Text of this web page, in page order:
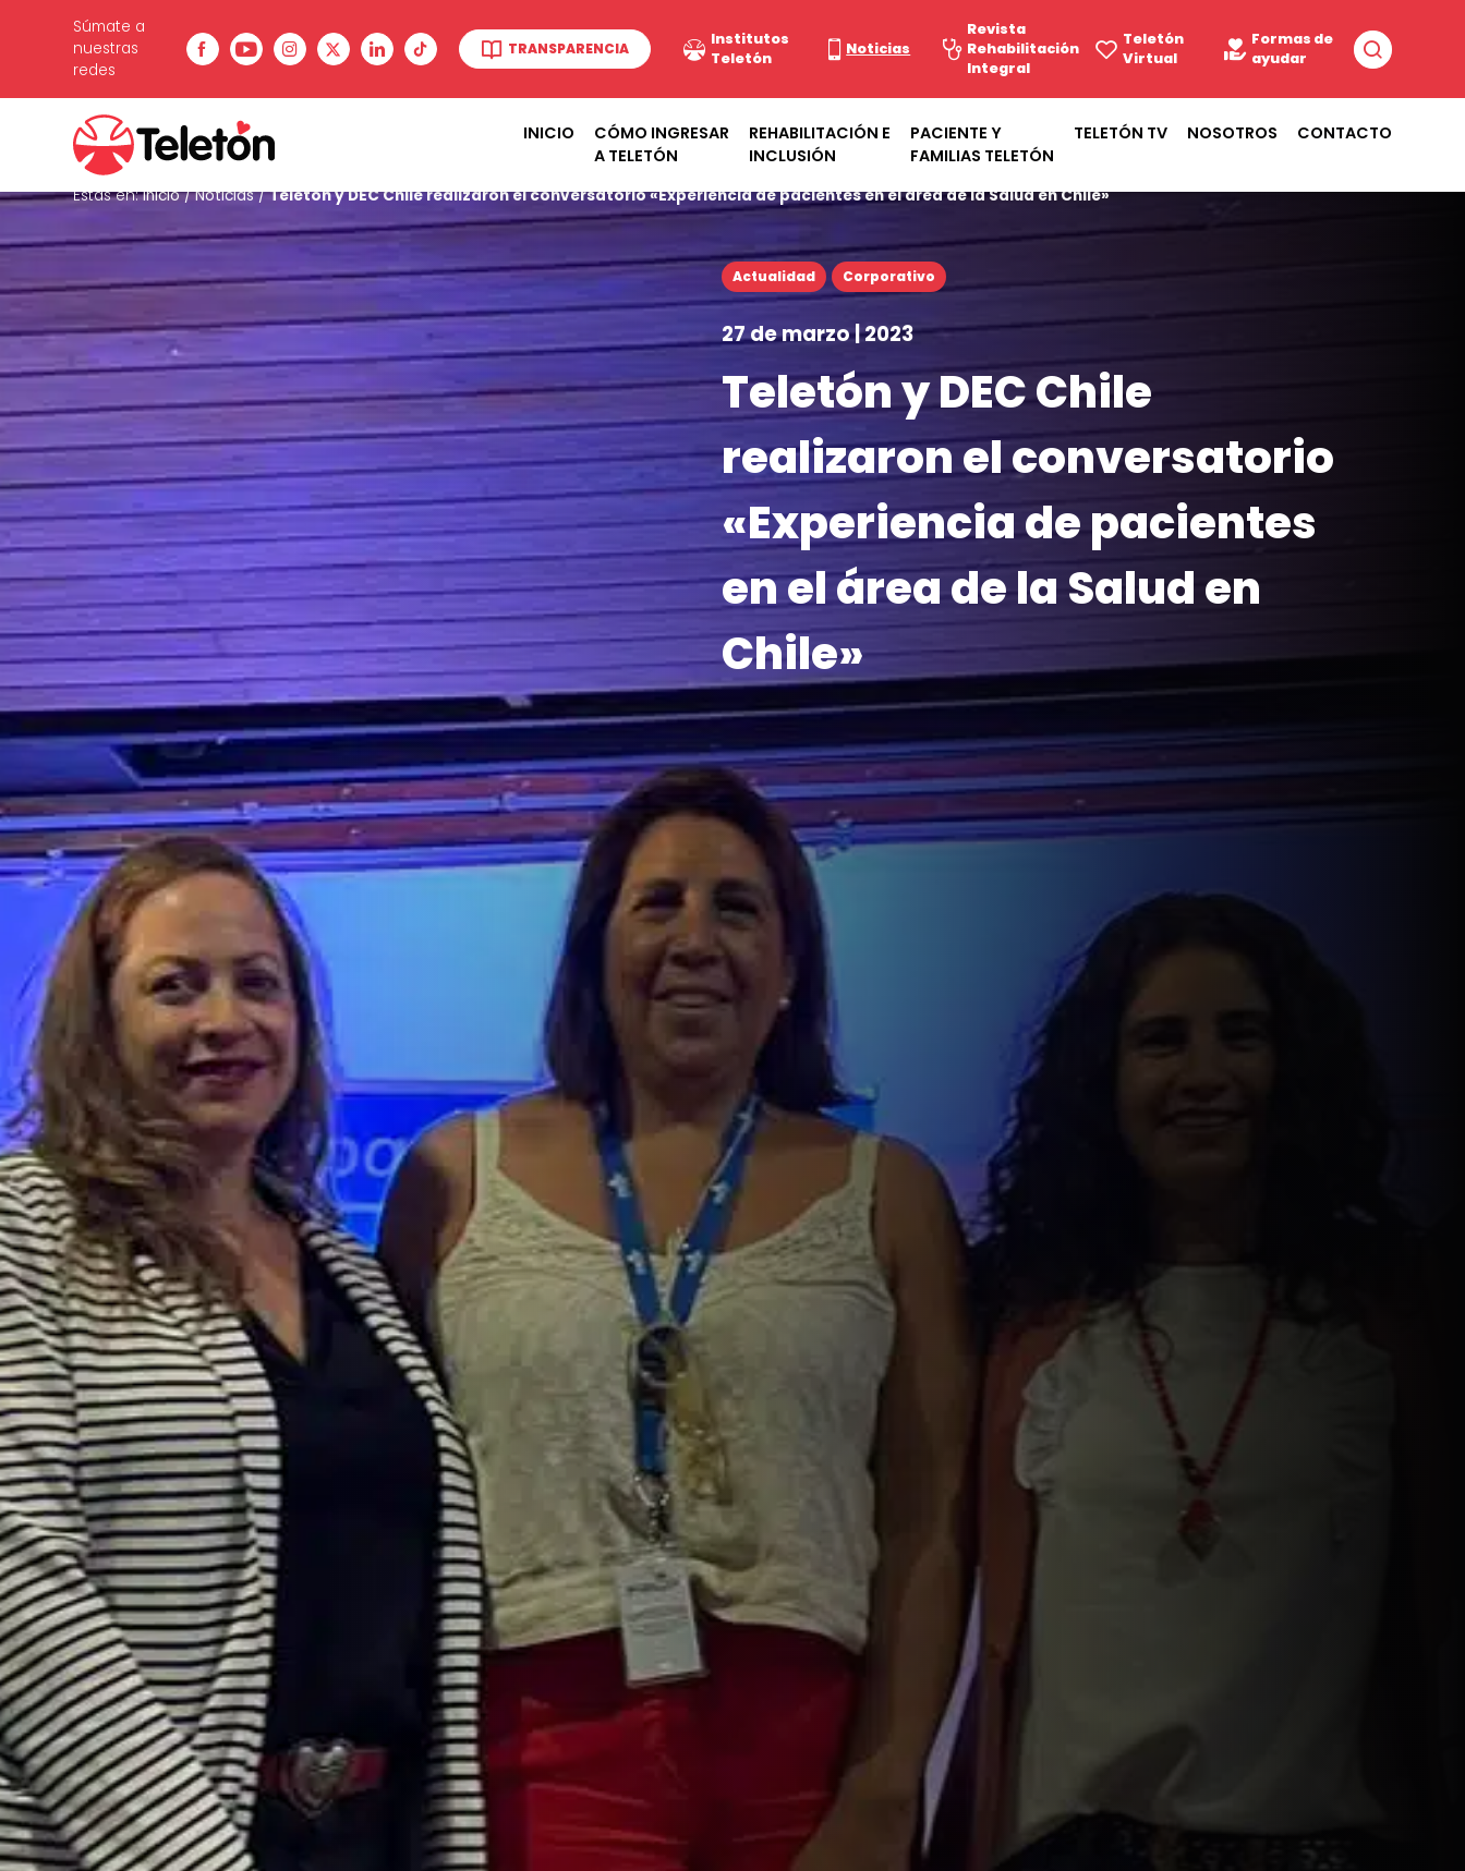
Súmate a
nuestras
redes
TRANSPARENCIA
Institutos
Teletón
Noticias
Revista
Rehabilitación
Integral
Teletón
Virtual
Formas de
ayudar
INICIO
CÓMO INGRESAR
A TELETÓN
REHABILITACIÓN E
INCLUSIÓN
PACIENTE Y
FAMILIAS TELETÓN
TELETÓN TV NOSOTROS CONTACTO
Estás en:Inicio/Noticias/Teletón y DEC Chile realizaron el conversatorio «Experiencia de pacientes en el área de la Salud en Chile»
Actualidad Corporativo
27 de marzo | 2023
Teletón y DEC Chile
realizaron el conversatorio
«Experiencia de pacientes
en el área de la Salud en
Chile»